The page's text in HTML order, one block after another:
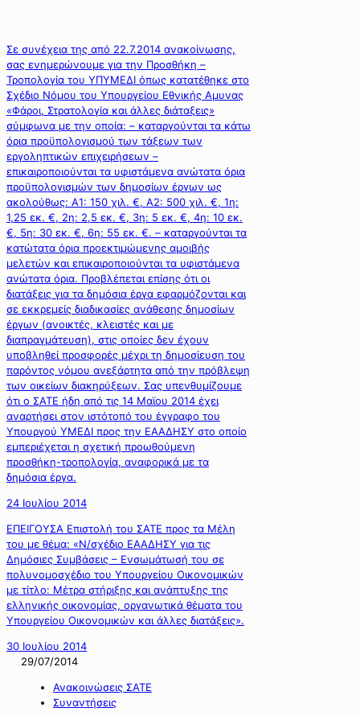
Σε συνέχεια της από 22.7.2014 ανακοίνωσης,
σας ενημερώνουμε για την Προσθήκη –
Τροπολογία του ΥΠΥΜΕΔΙ όπως κατατέθηκε στο
Σχέδιο Νόμου του Υπουργείου Εθνικής Αμυνας
«Φάροι, Στρατολογία και άλλες διάταξεις»
σύμφωνα με την οποία: – καταργούνται τα κάτω
όρια προϋπολογισμού των τάξεων των
εργοληπτικών επιχειρήσεων –
επικαιροποιούνται τα υφιστάμενα ανώτατα όρια
προϋπολογισμών των δημοσίων έργων ως
ακολούθως: Α1: 150 χιλ. €, Α2: 500 χιλ. €, 1η:
1,25 εκ. €, 2η: 2,5 εκ. €, 3η: 5 εκ. €, 4η: 10 εκ.
€, 5η: 30 εκ. €, 6η: 55 εκ. €. – καταργούνται τα
κατώτατα όρια προεκτιμώμενης αμοιβής
μελετών και επικαιροποιούνται τα υφιστάμενα
ανώτατα όρια. Προβλέπεται επίσης ότι οι
διατάξεις για τα δημόσια έργα εφαρμόζονται και
σε εκκρεμείς διαδικασίες ανάθεσης δημοσίων
έργων (ανοικτές, κλειστές και με
διαπραγμάτευση), στις οποίες δεν έχουν
υποβληθεί προσφορές μέχρι τη δημοσίευση του
παρόντος νόμου ανεξάρτητα από την πρόβλεψη
των οικείων διακηρύξεων. Σας υπενθυμίζουμε
ότι ο ΣΑΤΕ ήδη από τις 14 Μαϊου 2014 έχει
αναρτήσει στον ιστότοπό του έγγραφο του
Υπουργού ΥΜΕΔΙ προς την ΕΑΑΔΗΣΥ στο οποίο
εμπεριέχεται η σχετική προωθούμενη
προσθήκη-τροπολογία, αναφορικά με τα
δημόσια έργα.
24 Ιουλίου 2014
ΕΠΕΙΓΟΥΣΑ Επιστολή του ΣΑΤΕ προς τα Μέλη
του με θέμα: «Ν/σχέδιο ΕΑΑΔΗΣΥ για τις
Δημόσιες Συμβάσεις – Ενσωμάτωσή του σε
πολυνομοσχέδιο του Υπουργείου Οικονομικών
με τίτλο: Μέτρα στήριξης και ανάπτυξης της
ελληνικής οικονομίας, οργανωτικά θέματα του
Υπουργείου Οικονομικών και άλλες διατάξεις».
30 Ιουλίου 2014
29/07/2014
Ανακοινώσεις ΣΑΤΕ
Συναντήσεις